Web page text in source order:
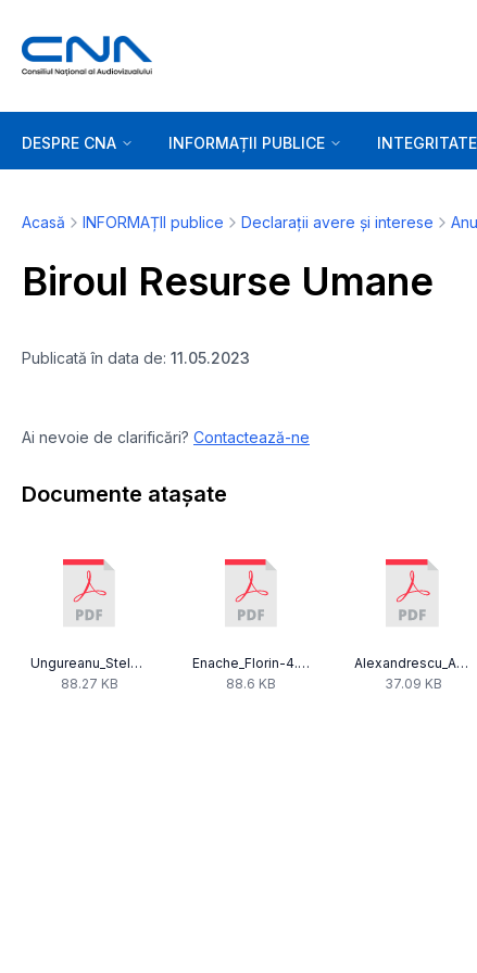
DESPRE CNA INFORMAȚII PUBLICE
Acasă INFORMAȚII publice Declarații avere și interese
Biroul Resurse Umane
Publicată în data de: 11.05.2023
Ai nevoie de clarificări? Contactează-ne
Documente atașate
Ungureanu_Steluta-5.pdf
88.27 KB
Enache_Florin-4.pdf
88.6 KB
Alexandrescu_Adriana_-_Declaratie_interese_2023.pdf
37.09 KB